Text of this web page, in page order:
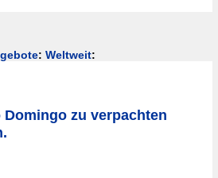
: Weltweit:
zu verpachten